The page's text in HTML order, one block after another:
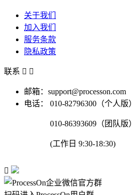
关于我们
加入我们
服务条款
隐私政策
联系  
邮箱：support@processon.com
电话：
010-82796300（个人版）
010-86393609（团队版）
(工作日 9:30-18:30)
